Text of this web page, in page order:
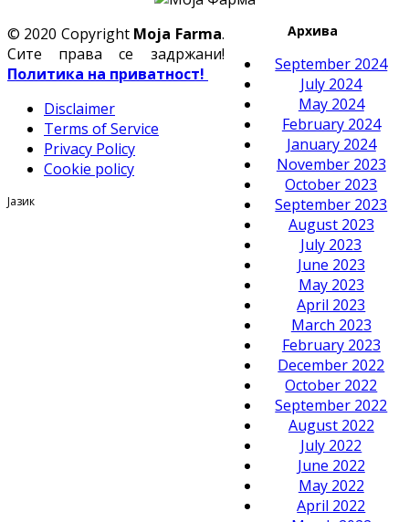
Архива
September 2024
July 2024
May 2024
February 2024
January 2024
November 2023
October 2023
September 2023
August 2023
July 2023
June 2023
May 2023
April 2023
March 2023
February 2023
December 2022
October 2022
September 2022
August 2022
July 2022
June 2022
May 2022
April 2022
© 2020 Copyright Moja Farma.
Сите права се задржани!
Политика на приватност!
Disclaimer
Terms of Service
Privacy Policy
Cookie policy
Јазик